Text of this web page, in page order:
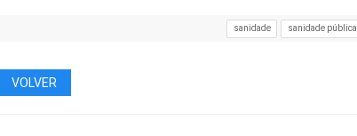
sanidade sanidade pública
VOLVER